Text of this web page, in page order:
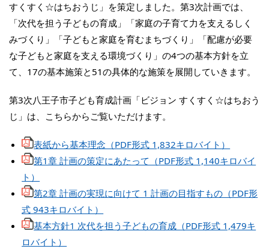
すくすく☆はちおうじ」を策定しました。第3次計画では、
「次代を担う子どもの育成」「家庭の子育て力を支えるしく
みづくり」「子どもと家庭を育むまちづくり」「配慮が必要
な子どもと家庭を支える環境づくり」の4つの基本方針を立
て、17の基本施策と51の具体的な施策を展開していきます。
第3次八王子市子ども育成計画「ビジョン すくすく☆はちおう
じ」は、こちらからご覧いただけます。
表紙から基本理念（PDF形式 1,832キロバイト）
第1章 計画の策定にあたって（PDF形式 1,140キロバイ
ト）
第2章 計画の実現に向けて 1 計画の目指すもの（PDF形
式 943キロバイト）
基本方針1 次代を担う子どもの育成（PDF形式 1,479キ
ロバイト）